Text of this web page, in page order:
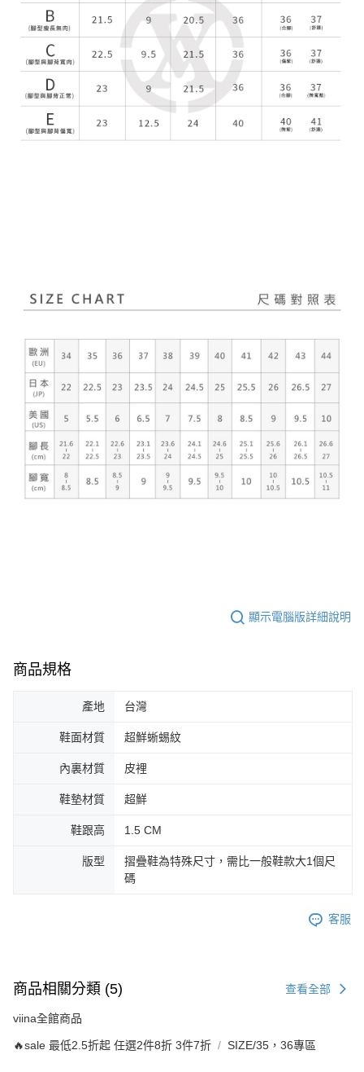
顯示電腦版詳細說明
商品規格
產地 台灣
鞋面材質 超鮮蜥蜴紋
內裏材質 皮裡
鞋墊材質 超鮮
鞋跟高 1.5 CM
版型
摺疊鞋為特殊尺寸，需比一般鞋款大1個尺
碼
客服
商品相關分類 (5) 查看全部
viina全館商品
🔥sale 最低2.5折起 任選2件8折 3件7折 SIZE/35，36專區